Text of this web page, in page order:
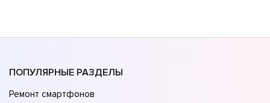
ПОПУЛЯРНЫЕ РАЗДЕЛЫ
Ремонт смартфонов